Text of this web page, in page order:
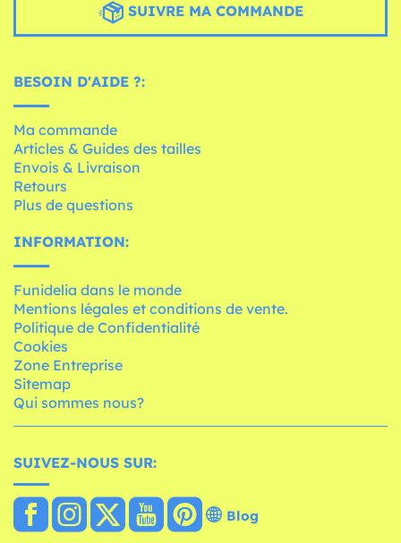
SUIVRE MA COMMANDE
BESOIN D'AIDE ?:
Ma commande
Articles & Guides des tailles
Envois & Livraison
Retours
Plus de questions
INFORMATION:
Funidelia dans le monde
Mentions légales et conditions de vente.
Politique de Confidentialité
Cookies
Zone Entreprise
Sitemap
Qui sommes nous?
SUIVEZ-NOUS SUR:
Blog